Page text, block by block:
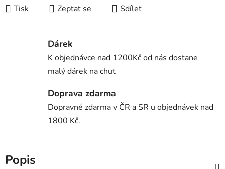
Tisk Zeptat se Sdílet
Dárek
K objednávce nad 1200Kč od nás dostane
malý dárek na chuť
Doprava zdarma
Dopravné zdarma v ČR a SR u objednávek nad
1800 Kč.
Popis